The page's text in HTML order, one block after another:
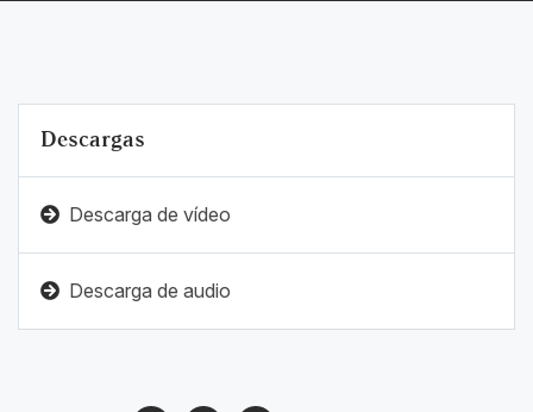
Descargas
Descarga de vídeo
Descarga de audio